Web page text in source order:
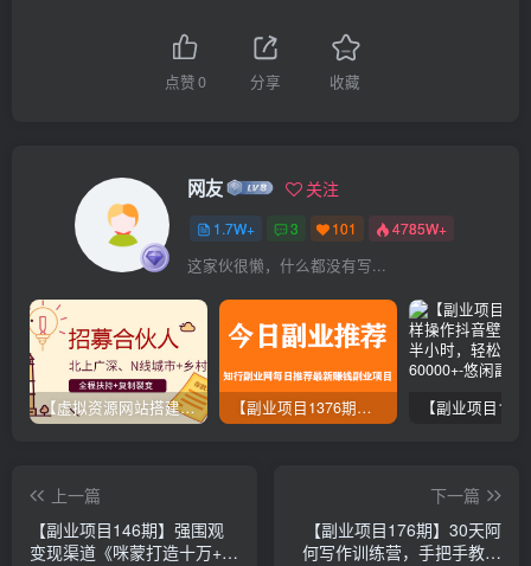
点赞0 分享 收藏
网友 关注
1.7W+ 3 101 4785W+
这家伙很懒，什么都没有写...
【虚拟资源网站搭建服务】加盟本站系统，做一个和本站一样的独立网站，躺赚的项目 【副业项目1376期】龟课最新闲鱼项目玩法实战教程_全新升级月收益几千到几万
上一篇
【副业项目146期】强围观
变现渠道《咪蒙打造十万+文
下一篇
【副业项目176期】30天阿
何写作训练营，手把手教你